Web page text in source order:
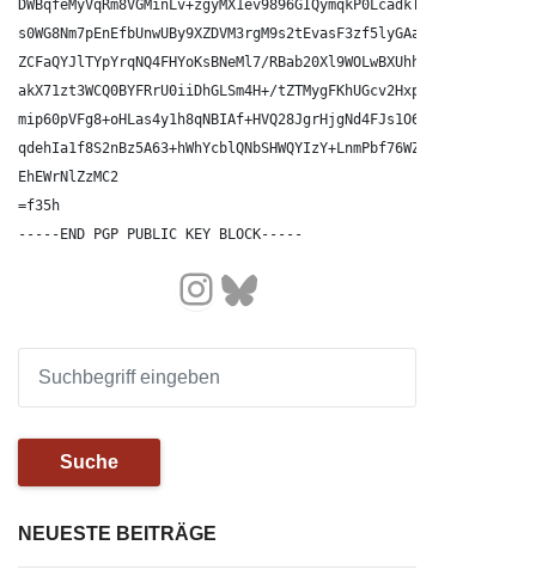
ZCFaQYJlTYpYrqNQ4FHYoKsBNeMl7/
akX71zt3WCQ0BYFRrU0iiDhGLSm4H+/
EhEWrNlZzMC2
=f35h
Link zum Instagram-Account des Bündnisses für ein Zeugnisverweigerungsrecht in der Sozialen ArbeitBluesky
Suche
NEUESTE BEITRÄGE